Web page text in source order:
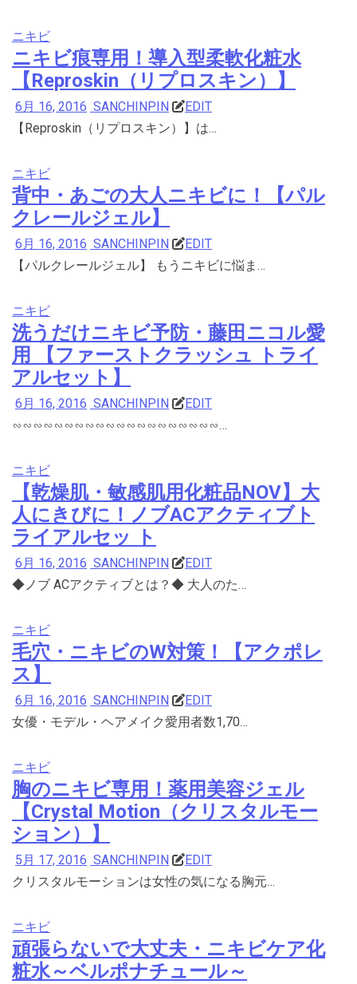
ニキビ
ニキビ痕専用！導入型柔軟化粧水
【Reproskin（リプロスキン）】
6月 16, 2016 SANCHINPIN
EDIT
【Reproskin（リプロスキン）】は…
ニキビ
背中・あごの大人ニキビに！【パル
クレールジェル】
6月 16, 2016 SANCHINPIN
EDIT
【パルクレールジェル】 もうニキビに悩ま…
ニキビ
洗うだけニキビ予防・藤田ニコル愛
用 【ファーストクラッシュ トライ
アルセット】
6月 16, 2016 SANCHINPIN
EDIT
∽∽∽∽∽∽∽∽∽∽∽∽∽∽∽∽∽∽∽∽…
ニキビ
【乾燥肌・敏感肌用化粧品NOV】大
人にきびに！ノブACアクティブト
ライアルセッ ト
6月 16, 2016 SANCHINPIN
EDIT
◆ノブ ACアクティブとは？◆ 大人のた…
ニキビ
毛穴・ニキビのW対策！【アクポレ
ス】
6月 16, 2016 SANCHINPIN
EDIT
女優・モデル・ヘアメイク愛用者数1,70…
ニキビ
胸のニキビ専用！薬用美容ジェル
【Crystal Motion（クリスタルモー
ション）】
5月 17, 2016 SANCHINPIN
EDIT
クリスタルモーションは女性の気になる胸元…
ニキビ
頑張らないで大丈夫・ニキビケア化
粧水～ベルポナチュール～